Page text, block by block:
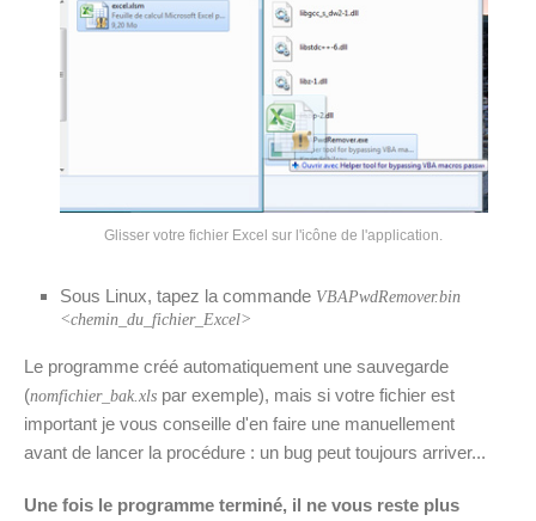
Glisser votre fichier Excel sur l'icône de l'application.
Sous Linux, tapez la commande VBAPwdRemover.bin
<chemin_du_fichier_Excel>
Le programme créé automatiquement une sauvegarde
(nomfichier_bak.xls par exemple), mais si votre fichier est
important je vous conseille d'en faire une manuellement
avant de lancer la procédure : un bug peut toujours arriver...
Une fois le programme terminé, il ne vous reste plus